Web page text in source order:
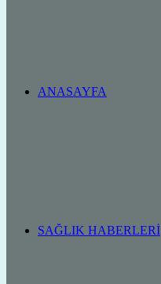
ANASAYFA
SAĞLIK HABERLERI